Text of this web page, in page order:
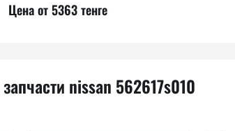
Цена от 5363 тенге
nissan 562617s010